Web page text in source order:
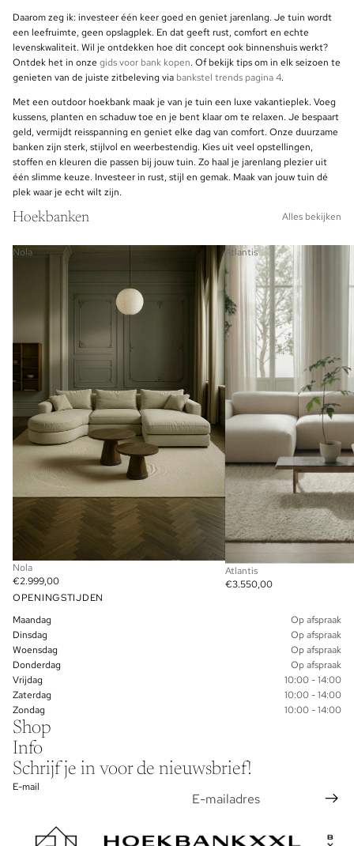
Daarom zeg ik: investeer één keer goed en geniet jarenlang. Je tuin wordt
een leefruimte, geen opslagplek. En dat geeft rust, comfort en echte
levenskwaliteit. Wil je ontdekken hoe dit concept ook binnenshuis werkt?
Ontdek het in onze gids voor bank kopen. Of bekijk tips om in elk seizoen te
genieten van de juiste zitbeleving via bankstel trends pagina 4.
Met een outdoor hoekbank maak je van je tuin een luxe vakantieplek. Voeg
kussens, planten en schaduw toe en je bent klaar om te relaxen. Je bespaart
geld, vermijdt reisspanning en geniet elke dag van comfort. Onze duurzame
banken zijn sterk, stijlvol en weerbestendig. Kies uit veel opstellingen,
stoffen en kleuren die passen bij jouw tuin. Zo haal je jarenlang plezier uit
één slimme keuze. Investeer in rust, stijl en gemak. Maak van jouw tuin dé
plek waar je echt wilt zijn.
Hoekbanken Alles bekijken
Nola
Nola
€2.999,00
Atlantis
Atlantis
€3.550,00
OPENINGSTIJDEN
Maandag
Op afspraak
Dinsdag
Op afspraak
Woensdag
Op afspraak
Donderdag
Op afspraak
Vrijdag
10:00 - 14:00
Zaterdag
10:00 - 14:00
Zondag
10:00 - 14:00
Shop
Info
Schrijf je in voor de nieuwsbrief!
E-mail